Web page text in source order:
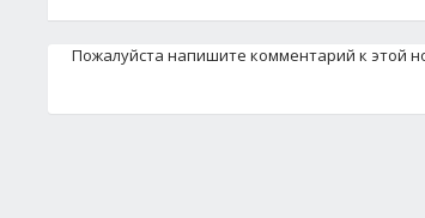
Пожалуйста напишите комментарий к этой